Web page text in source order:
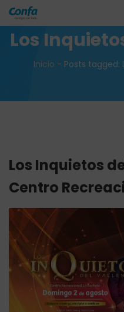
Los
Inicio - Posts tagged:
Los Inquietos
Centro